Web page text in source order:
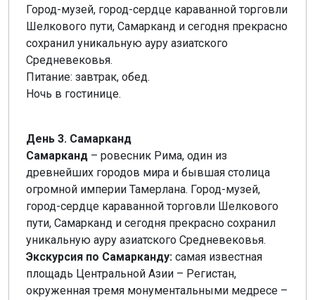
Город-музей, город-сердце караванной торговли
Шелкового пути, Самарканд и сегодня прекрасно
сохранил уникальную ауру азиатского
Средневековья.
Питание: завтрак, обед.
Ночь в гостинице.
День 3. Самарканд
Самарканд – ровесник Рима, один из
древнейших городов мира и бывшая столица
огромной империи Тамерлана. Город-музей,
город-сердце караванной торговли Шелкового
пути, Самарканд и сегодня прекрасно сохранил
уникальную ауру азиатского Средневековья.
Экскурсия по Самарканду: самая известная
площадь Центральной Азии – Регистан,
окруженная тремя монументальными медресе –